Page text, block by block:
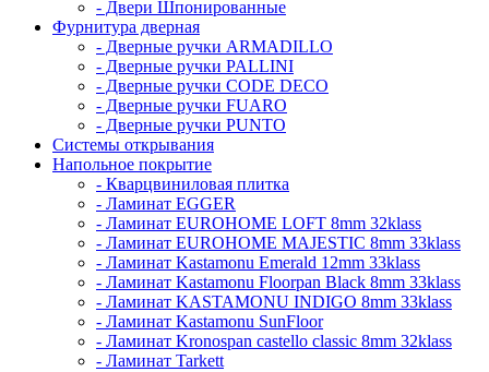
- Двери Шпонированные
Фурнитура дверная
- Дверные ручки ARMADILLO
- Дверные ручки PALLINI
- Дверные ручки CODE DECO
- Дверные ручки FUARO
- Дверные ручки PUNTO
Системы открывания
Напольное покрытие
- Кварцвиниловая плитка
- Ламинат EGGER
- Ламинат EUROHOME LOFT 8mm 32klass
- Ламинат EUROHOME MAJESTIC 8mm 33klass
- Ламинат Kastamonu Emerald 12mm 33klass
- Ламинат Kastamonu Floorpan Black 8mm 33klass
- Ламинат KASTAMONU INDIGO 8mm 33klass
- Ламинат Kastamonu SunFloor
- Ламинат Kronospan castello classic 8mm 32klass
- Ламинат Tarkett